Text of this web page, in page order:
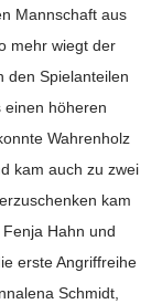
Mannschaft aus
mehr wiegt der
den Spielanteilen
einen höheren
Wahrenholz
kam auch zu zwei
kam
Hahn und
erste Angriffreihe
Schmidt,